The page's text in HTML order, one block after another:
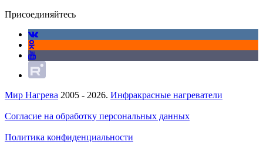
Присоединяйтесь
Мир Нагрева 2005 - 2026. Инфракрасные нагреватели
Согласие на обработку персональных данных
Политика конфиденциальности